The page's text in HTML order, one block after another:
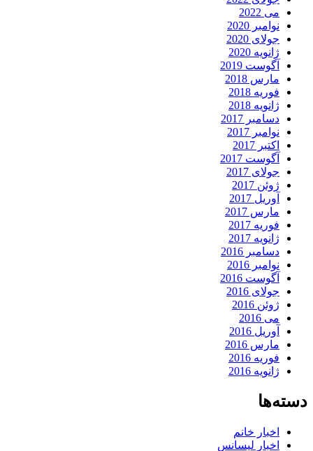
می 2022
نوامبر 2020
جولای 2020
ژانویه 2020
آگوست 2019
مارس 2018
فوریه 2018
ژانویه 2018
دسامبر 2017
نوامبر 2017
اکتبر 2017
آگوست 2017
جولای 2017
ژوئن 2017
آوریل 2017
مارس 2017
فوریه 2017
ژانویه 2017
دسامبر 2016
نوامبر 2016
آگوست 2016
جولای 2016
ژوئن 2016
می 2016
آوریل 2016
مارس 2016
فوریه 2016
ژانویه 2016
دسته‌ها
اخبار خانم
اخبار لیسانس